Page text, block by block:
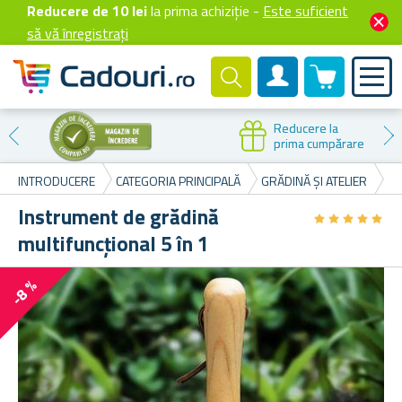
Reducere de 10 leila prima achiziție - Este suficient
să vă înregistrați
Cont client
0 produselor
Reducere la
prima cumpărare
INTRODUCERE CATEGORIA PRINCIPALĂ GRĂDINĂ ȘI ATELIER
Instrument de grădină
multifuncțional 5 în 1
★★★★★
★★★★★
-8 %